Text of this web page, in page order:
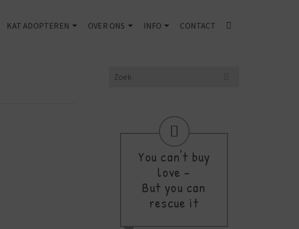
KAT ADOPTEREN OVER ONS INFO CONTACT
Search
You can't buy
love -
But you can
rescue it